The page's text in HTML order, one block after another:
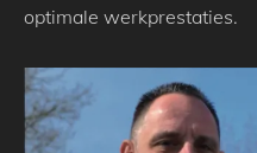
optimale werkprestaties.